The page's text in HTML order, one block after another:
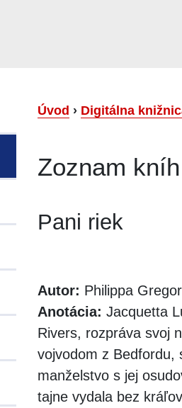
Úvod › Digitálna
Zoznam
Pani riek
Autor: Philippa
Anotácia: Jacquetta
Rivers, rozpráva svoj
vojvodom z Bedfordu,
manželstvo s jej
tajne vydala bez